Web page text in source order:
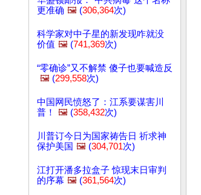
更准确 🖼️ (306,364次)
科学家对中子星的新发现咋就没
价值 🖼️ (741,369次)
“零确诊”又不解禁 傻子也要喊造反
🖼️ (299,558次)
中国网民愤怒了：江系要谋害川
普！
🖼️ (358,432次)
川普订今日为国家祷告日 祈求神
保护美国 🖼️ (304,701次)
江打开潘多拉盒子 惊现末日审判
的序幕 🖼️ (361,564次)